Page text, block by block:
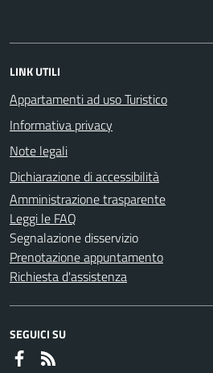
LINK UTILI
Appartamenti ad uso Turistico
Informativa privacy
Note legali
Dichiarazione di accessibilità
Amministrazione trasparente
Leggi le FAQ
Segnalazione disservizio
Prenotazione appuntamento
Richiesta d'assistenza
SEGUICI SU